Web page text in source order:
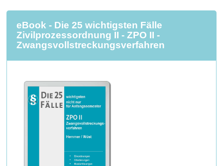
eBook - Die 25 wichtigsten Fälle
Zivilprozessordnung II - ZPO II -
Zwangsvollstreckungsverfahren